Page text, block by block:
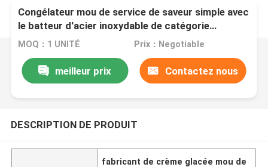
Congélateur mou de service de saveur simple avec
le batteur d'acier inoxydable de catégorie
comestible
MOQ：1 UNITÉ Prix：Negotiable
meilleur prix Contactez nous
DESCRIPTION DE PRODUIT
fabricant de crème glacée mou de